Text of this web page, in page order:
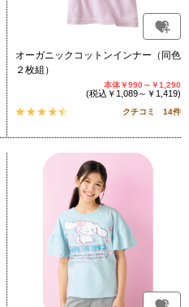
オーガニックコットンインナー（同色
２枚組）
本体￥990～￥1,290
(税込￥1,089～￥1,419)
クチコミ 14件